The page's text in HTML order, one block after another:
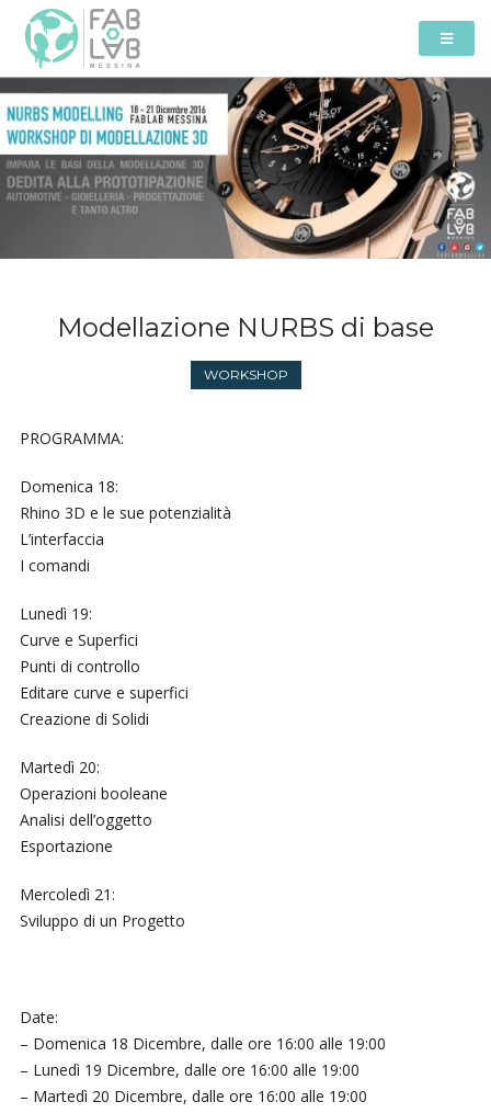
Modellazione NURBS di base
WORKSHOP
PROGRAMMA:
Domenica 18:
Rhino 3D e le sue potenzialità
L’interfaccia
I comandi
Lunedì 19:
Curve e Superfici
Punti di controllo
Editare curve e superfici
Creazione di Solidi
Martedì 20:
Operazioni booleane
Analisi dell’oggetto
Esportazione
Mercoledì 21:
Sviluppo di un Progetto
Date:
– Domenica 18 Dicembre, dalle ore 16:00 alle 19:00
– Lunedì 19 Dicembre, dalle ore 16:00 alle 19:00
– Martedì 20 Dicembre, dalle ore 16:00 alle 19:00